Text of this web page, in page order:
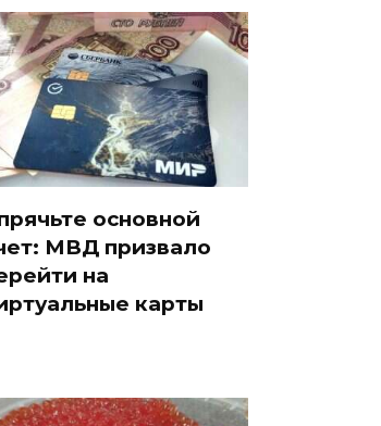
основной
МВД призвало
на
карты